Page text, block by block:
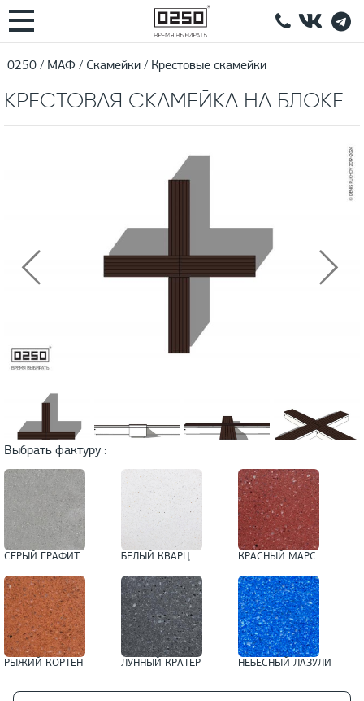
0250 МАФ Скамейки Крестовые скамейки
КРЕСТОВАЯ СКАМЕЙКА НА БЛОКЕ
Выбрать фактуру :
СЕРЫЙ ГРАФИТ БЕЛЫЙ КВАРЦ КРАСНЫЙ МАРС
РЫЖИЙ КОРТЕН ЛУННЫЙ КРАТЕР НЕБЕСНЫЙ ЛАЗУЛИ